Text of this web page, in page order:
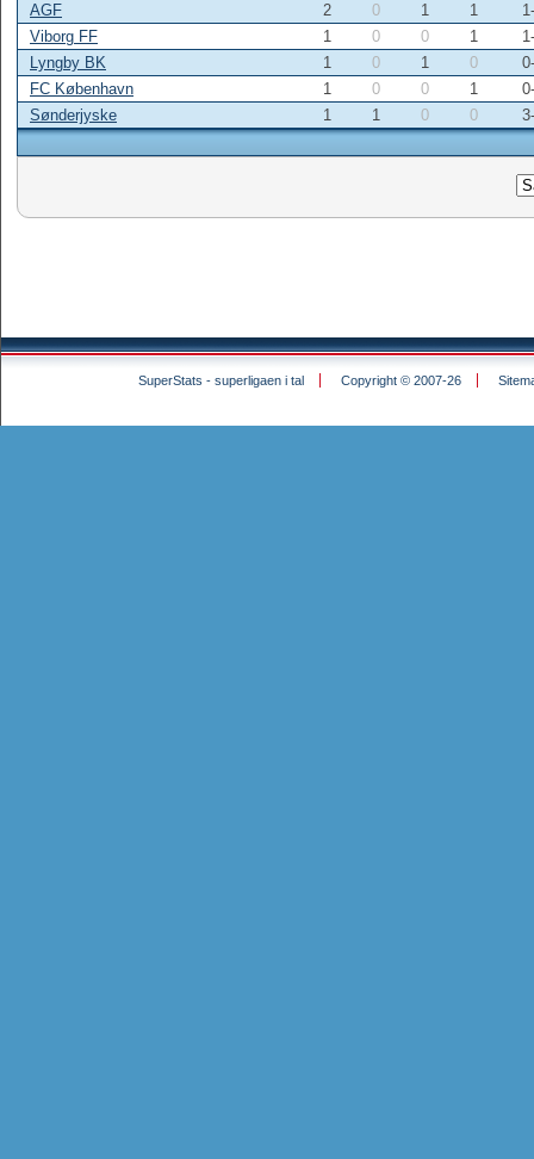
AGF
2 0 1 1
Viborg FF
1 0 0 1
Lyngby BK
1 0 1 0
FC København
1 0 0 1
Sønderjyske
1 1 0 0
SuperStats - superligaen i tal Copyright © 2007-26